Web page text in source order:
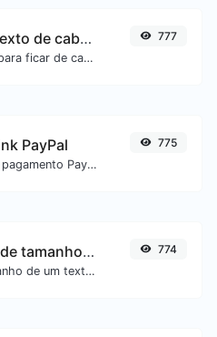
Gerador de texto de cabeça para baixo
Inverta o texto para ficar de cabeça para baixo com facilidade.
777
PayPal
Gere um link de pagamento PayPal com facilidade.
775
Calculadora de tamanho de texto
Obtenha o tamanho de um texto em Bytes (B), Kilobytes (KB) ou Megabytes (MB).
774